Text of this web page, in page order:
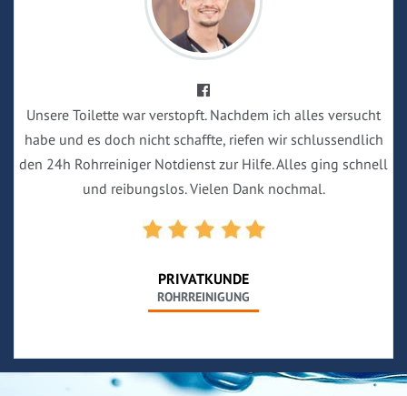
Unsere Toilette war verstopft. Nachdem ich alles versucht
habe und es doch nicht schaffte, riefen wir schlussendlich
den 24h Rohrreiniger Notdienst zur Hilfe. Alles ging schnell
und reibungslos. Vielen Dank nochmal.
PRIVATKUNDE
ROHRREINIGUNG